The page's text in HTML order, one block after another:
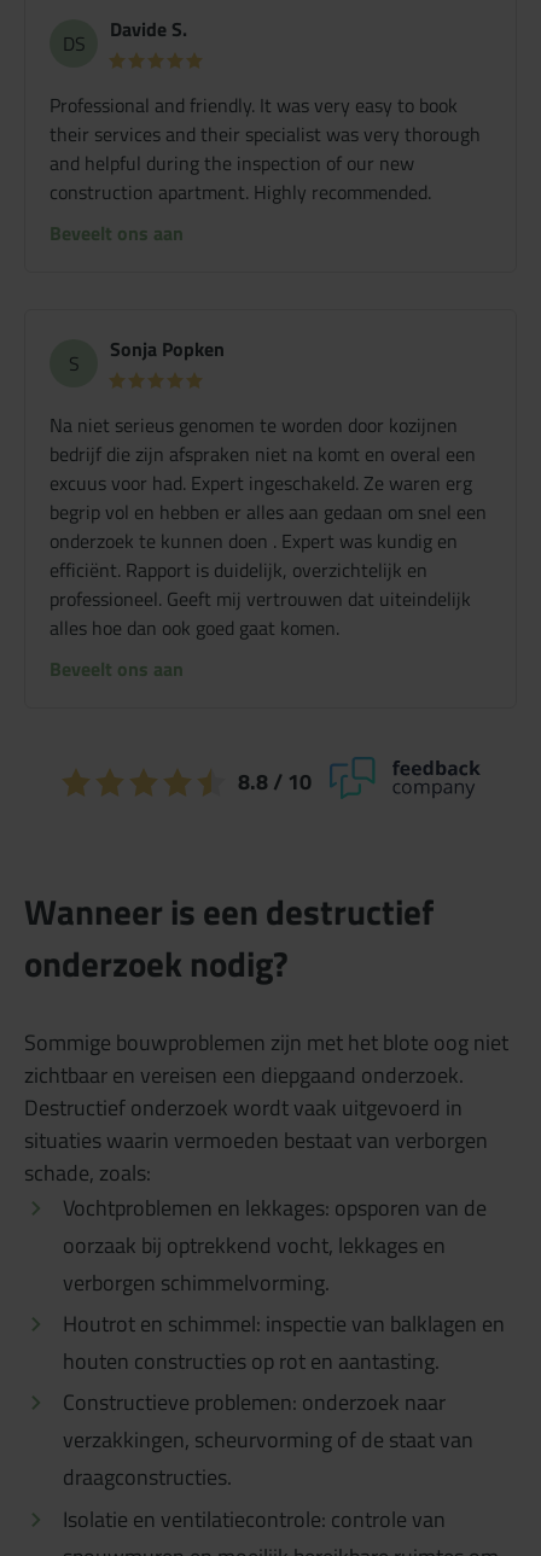
DS Davide S.
Professional and friendly. It was very easy to book
their services and their specialist was very thorough
and helpful during the inspection of our new
construction apartment. Highly recommended.
Beveelt ons aan
S Sonja Popken
Na niet serieus genomen te worden door kozijnen
bedrijf die zijn afspraken niet na komt en overal een
excuus voor had. Expert ingeschakeld. Ze waren erg
begrip vol en hebben er alles aan gedaan om snel een
onderzoek te kunnen doen . Expert was kundig en
efficiënt. Rapport is duidelijk, overzichtelijk en
professioneel. Geeft mij vertrouwen dat uiteindelijk
alles hoe dan ook goed gaat komen.
Beveelt ons aan
8.8/ 10
Wanneer is een destructief
onderzoek nodig?
Sommige bouwproblemen zijn met het blote oog niet
zichtbaar en vereisen een diepgaand onderzoek.
Destructief onderzoek wordt vaak uitgevoerd in
situaties waarin vermoeden bestaat van verborgen
schade, zoals:
Vochtproblemen en lekkages: opsporen van de
oorzaak bij optrekkend vocht, lekkages en
verborgen schimmelvorming.
Houtrot en schimmel: inspectie van balklagen en
houten constructies op rot en aantasting.
Constructieve problemen: onderzoek naar
verzakkingen, scheurvorming of de staat van
draagconstructies.
Isolatie en ventilatiecontrole: controle van